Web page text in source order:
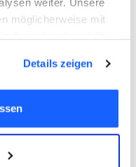
möglicherweise mit
zu unseren
weiterhin nutzen.
Details zeigen